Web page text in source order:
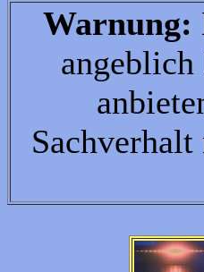
Warnung: